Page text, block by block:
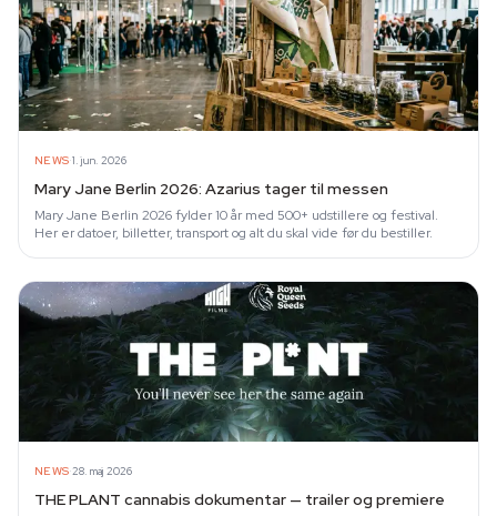
NEWS·1. jun. 2026
Mary Jane Berlin 2026: Azarius tager til messen
Mary Jane Berlin 2026 fylder 10 år med 500+ udstillere og festival.
Her er datoer, billetter, transport og alt du skal vide før du bestiller.
NEWS·28. maj 2026
THE PLANT cannabis dokumentar — trailer og premiere